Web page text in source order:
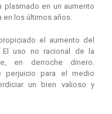
plasmado en un aumento
en los últimos años.
el aumento del
El uso no racional de la
en derroche dinero.
perjuicio para el medio
un bien valioso y